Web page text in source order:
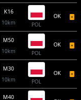
K16
10km
POL
OK
M50
10km
POL
OK
M30
10km
POL
OK
M40